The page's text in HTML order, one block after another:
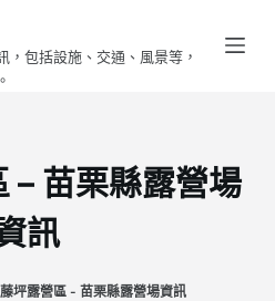
，包括設施、交通、風景等，
– 苗栗縣露營場
訊
坪露營區 - 苗栗縣露營場資訊